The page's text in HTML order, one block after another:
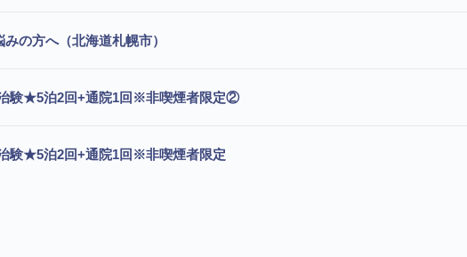
の方へ（北海道札幌市）
験★5泊2回+通院1回※非喫煙者限定②
験★5泊2回+通院1回※非喫煙者限定